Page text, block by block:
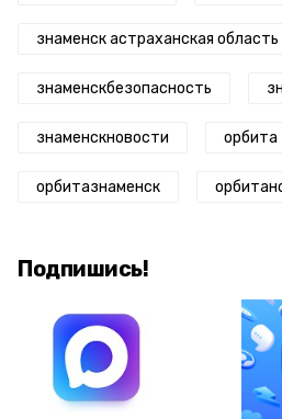
знаменск астраханская область
знаменскбезопасность
знаменскновости орбита
орбитазнаменск
Подпишись!